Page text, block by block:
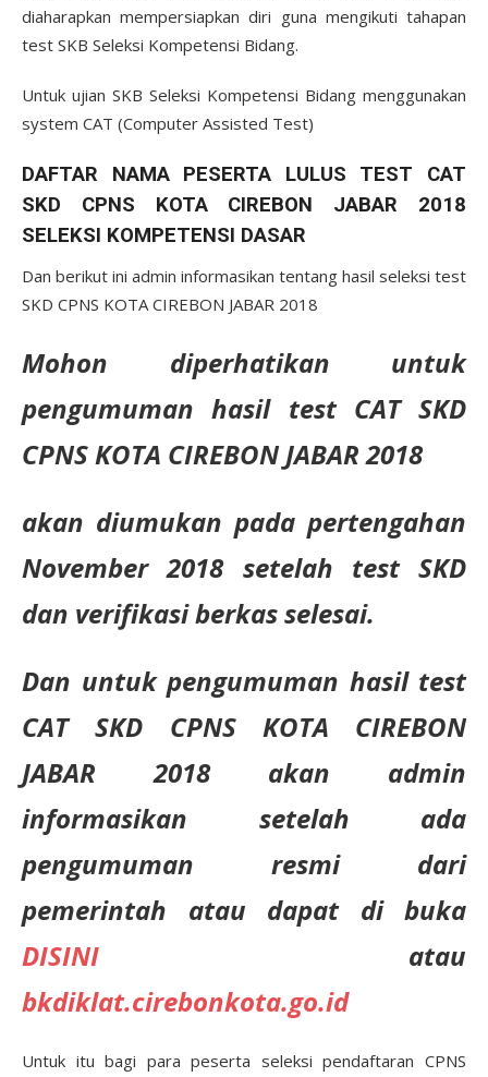
diaharapkan mempersiapkan diri guna mengikuti tahapan
test SKB Seleksi Kompetensi Bidang.
Untuk ujian SKB Seleksi Kompetensi Bidang menggunakan
system CAT (Computer Assisted Test)
DAFTAR NAMA PESERTA LULUS TEST CAT
SKD CPNS KOTA CIREBON JABAR 2018
SELEKSI KOMPETENSI DASAR
Dan berikut ini admin informasikan tentang hasil seleksi test
SKD CPNS KOTA CIREBON JABAR 2018
Mohon diperhatikan untuk
pengumuman hasil test CAT SKD
CPNS KOTA CIREBON JABAR 2018
akan diumukan pada pertengahan
November 2018 setelah test SKD
dan verifikasi berkas selesai.
Dan untuk pengumuman hasil test
CAT SKD CPNS KOTA CIREBON
JABAR 2018 akan admin
informasikan setelah ada
pengumuman resmi dari
pemerintah atau dapat di buka
DISINI atau
bkdiklat.cirebonkota.go.id
Untuk itu bagi para peserta seleksi pendaftaran CPNS